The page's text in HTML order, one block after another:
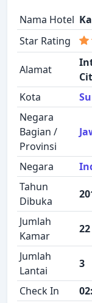
Nama Hotel
Star Rating
Alamat
Kota
Negara
Bagian /
Provinsi
Negara
Tahun
Dibuka
Jumlah
Kamar
22
Jumlah
Lantai
3
Check In